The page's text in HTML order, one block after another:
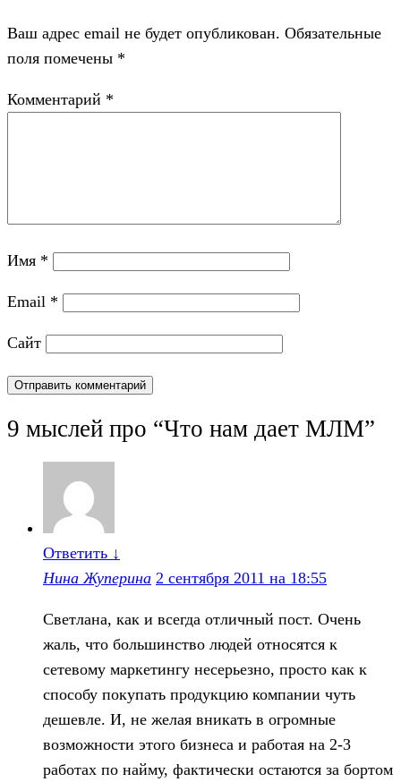
Ваш адрес email не будет опубликован. Обязательные
поля помечены *
Комментарий *
Имя *
Email *
Сайт
9 мыслей про “Что нам дает МЛМ”
Ответить ↓
Нина Жуперина 2 сентября 2011 на 18:55
Светлана, как и всегда отличный пост. Очень
жаль, что большинство людей относятся к
сетевому маркетингу несерьезно, просто как к
способу покупать продукцию компании чуть
дешевле. И, не желая вникать в огромные
возможности этого бизнеса и работая на 2-3
работах по найму, фактически остаются за бортом